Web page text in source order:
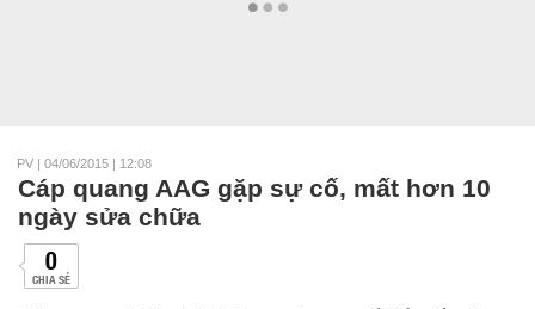
PV | 04/06/2015 | 12:08
Cáp quang AAG gặp sự cố, mất hơn 10
ngày sửa chữa
0
CHIA SẺ